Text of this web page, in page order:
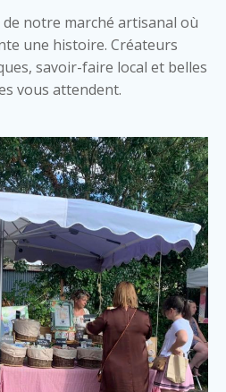
notre marché artisanal où
une histoire. Créateurs
savoir-faire local et belles
vous attendent.